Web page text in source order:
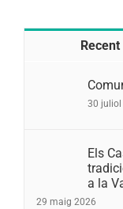
Recent
30 juliol
Els
a la
29 maig 2026